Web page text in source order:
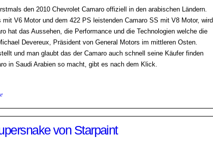
den 2010 Chevrolet Camaro offiziell in den arabischen Ländern.
V6 Motor und dem 422 PS leistenden Camaro SS mit V8 Motor, wird
hat das Aussehen, die Performance und die Technologien welche die
Devereux, Präsident von General Motors im mittleren Osten.
und man glaubt das der Camaro auch schnell seine Käufer finden
in Saudi Arabien so macht, gibt es nach dem Klick.
von Starpaint